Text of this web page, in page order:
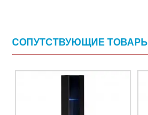
СОПУТСТВУЮЩИЕ ТОВАРЫ